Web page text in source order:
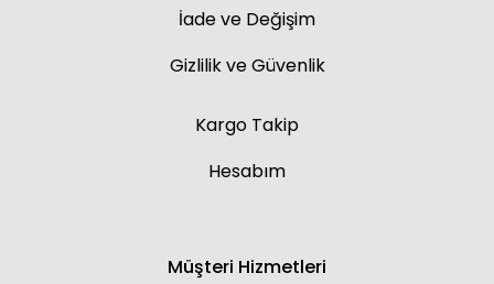
İade ve Değişim
Gizlilik ve Güvenlik
Kargo Takip
Hesabım
Müşteri Hizmetleri